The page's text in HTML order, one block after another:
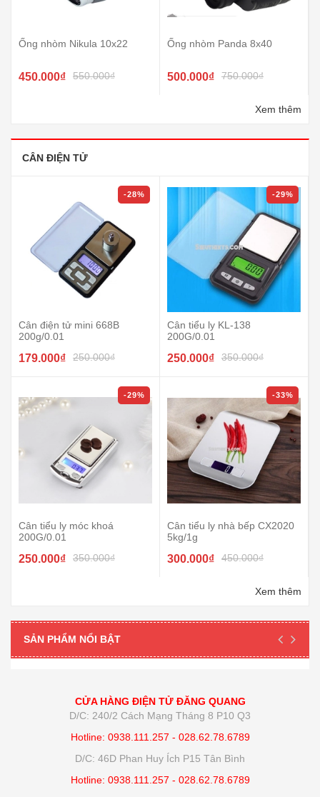
Ống nhòm Nikula 10x22
450.000₫ 550.000₫
Ống nhòm Panda 8x40
500.000₫ 750.000₫
Xem thêm
CÂN ĐIỆN TỬ
-28%
Cân điện tử mini 668B
200g/0.01
179.000₫ 250.000₫
-29%
Cân tiểu ly móc khoá
200G/0.01
250.000₫ 350.000₫
-29%
Cân tiểu ly KL-138
200G/0.01
250.000₫ 350.000₫
-33%
Cân tiểu ly nhà bếp CX2020
5kg/1g
300.000₫ 450.000₫
Xem thêm
SẢN PHẨM NỔI BẬT
CỬA HÀNG ĐIỆN TỬ ĐĂNG QUANG
D/C: 240/2 Cách Mạng Tháng 8 P10 Q3
Hotline: 0938.111.257 - 028.62.78.6789
D/C: 46D Phan Huy Ích P15 Tân Bình
Hotline: 0938.111.257 - 028.62.78.6789